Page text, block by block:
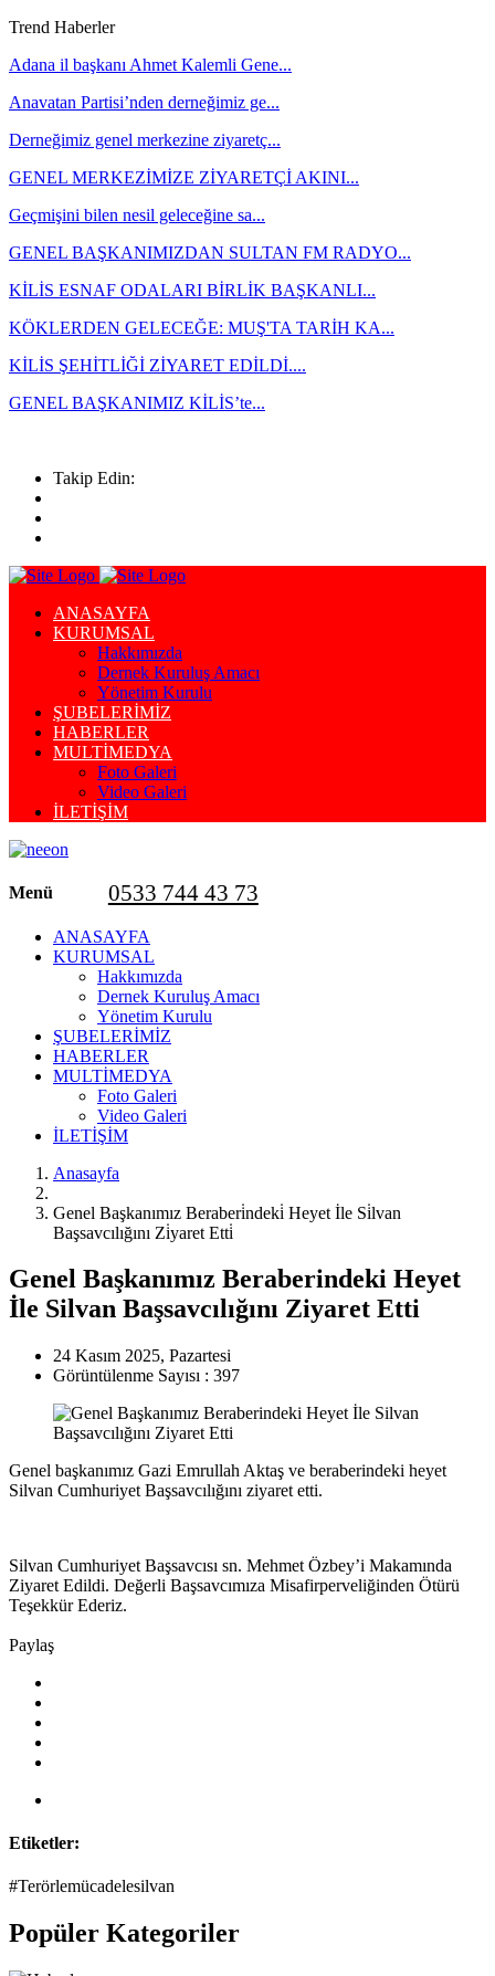
Trend Haberler
Adana il başkanı Ahmet Kalemli Gene...
Anavatan Partisi’nden derneğimiz ge...
Derneğimiz genel merkezine ziyaretç...
GENEL MERKEZİMİZE ZİYARETÇİ AKINI...
Geçmişini bilen nesil geleceğine sa...
GENEL BAŞKANIMIZDAN SULTAN FM RADYO...
KİLİS ESNAF ODALARI BİRLİK BAŞKANLI...
KÖKLERDEN GELECEĞE: MUŞ'TA TARİH KA...
KİLİS ŞEHİTLİĞİ ZİYARET EDİLDİ....
GENEL BAŞKANIMIZ KİLİS’te...
Takip Edin:
ANASAYFA
KURUMSAL
Hakkımızda
Dernek Kuruluş Amacı
Yönetim Kurulu
ŞUBELERİMİZ
HABERLER
MULTİMEDYA
Foto Galeri
Video Galeri
İLETİŞİM
0533 744 43 73
Menü
ANASAYFA
KURUMSAL
Hakkımızda
Dernek Kuruluş Amacı
Yönetim Kurulu
ŞUBELERİMİZ
HABERLER
MULTİMEDYA
Foto Galeri
Video Galeri
İLETİŞİM
Anasayfa
Genel Başkanımız Beraberi̇ndeki̇ Heyet İle Si̇lvan
Başsavcılığını Zi̇yaret Etti̇
Genel Başkanımız Beraberindeki Heyet
İle Silvan Başsavcılığını Ziyaret Etti
24 Kasım 2025, Pazartesi
Görüntülenme Sayısı : 397
Genel başkanımız Gazi Emrullah Aktaş ve beraberindeki heyet
Silvan Cumhuriyet Başsavcılığını ziyaret etti.
Silvan Cumhuriyet Başsavcısı sn. Mehmet Özbey’i Makamında
Ziyaret Edildi. Değerli Başsavcımıza Misafirperveliğinden Ötürü
Teşekkür Ederiz.
Paylaş
Etiketler:
#Terörlemücadelesilvan
Popüler Kategoriler